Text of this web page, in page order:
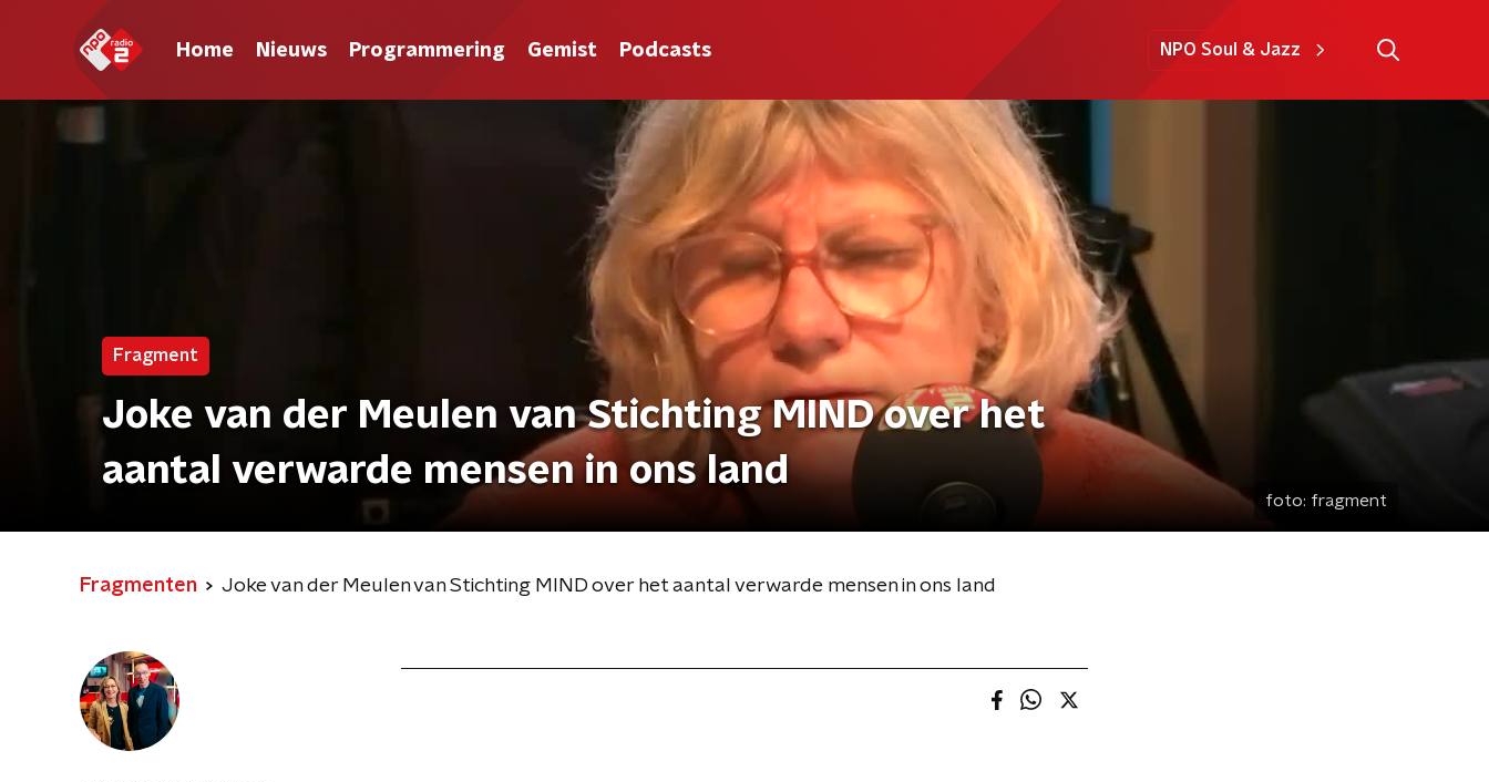
Home Nieuws Programmering Gemist Podcasts NPO Soul & Jazz
Fragment
Joke van der Meulen van Stichting MIND over het
aantal verwarde mensen in ons land
foto: fragment
Fragmenten Joke van der Meulen van Stichting MIND over het aantal verwarde mensen in ons land